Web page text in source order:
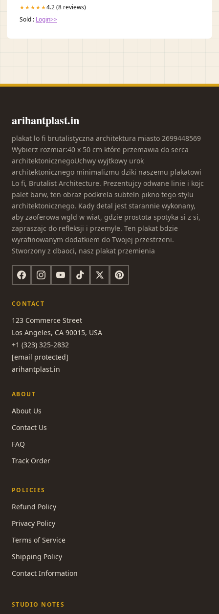
★★★★★4.2 (8 reviews)
Sold : Login>>
arihantplast.in
plakat lo fi brutalistyczna architektura miasto 2699448569
Wybierz rozmiar:40 x 50 cm które przemawia do serca
architektonicznegoUchwy wyjtkowy urok
architektonicznego minimalizmu dziki naszemu plakatowi
Lo fi, Brutalist Architecture. Prezentujcy odwane linie i kojc
palet barw, ten obraz podkrela subteln pikno tego stylu
architektonicznego. Kady detal jest starannie wykonany,
aby zaoferowa wgld w wiat, gdzie prostota spotyka si z si,
zapraszajc do refleksji i przemyle. Ten plakat bdzie
wyrafinowanym dodatkiem do Twojej przestrzeni.
Stworzony z dbaoci, nasz plakat przemienia
CONTACT
123 Commerce Street
Los Angeles, CA 90015, USA
+1 (323) 325-2832
[email protected]
arihantplast.in
ABOUT
About Us
Contact Us
FAQ
Track Order
POLICIES
Refund Policy
Privacy Policy
Terms of Service
Shipping Policy
Contact Information
STUDIO NOTES